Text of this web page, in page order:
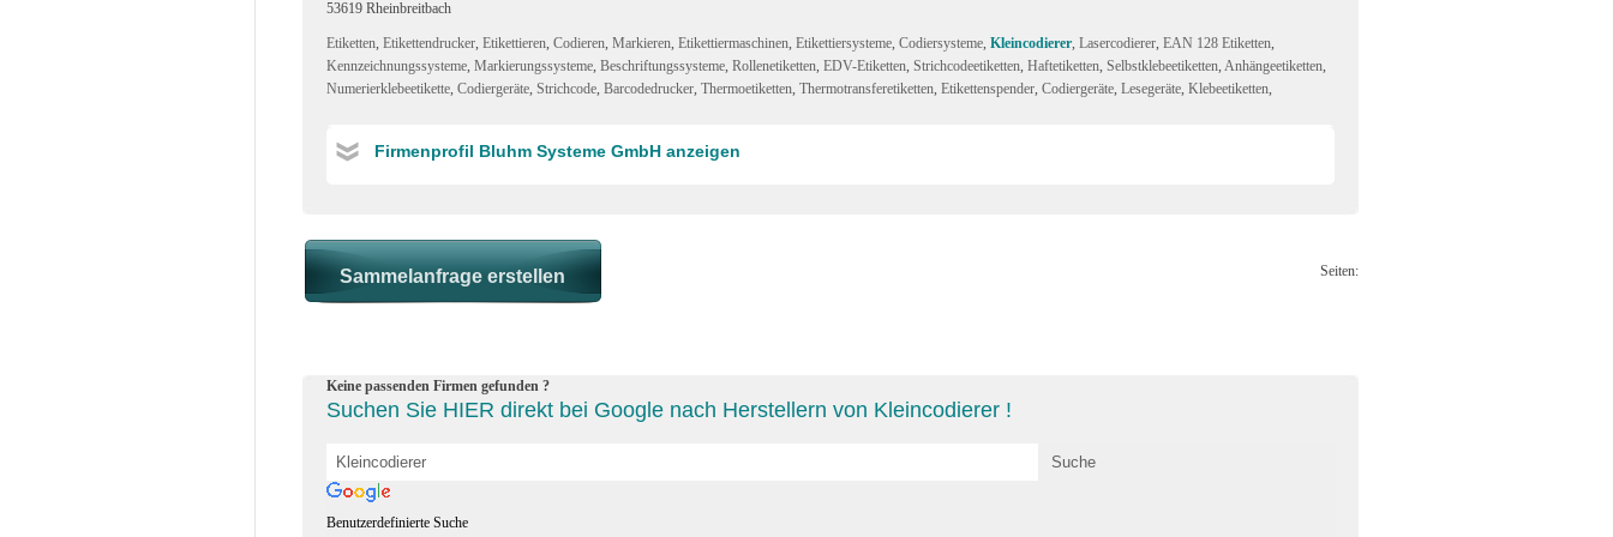
53619 Rheinbreitbach
Etiketten, Etikettendrucker, Etikettieren, Codieren, Markieren, Etikettiermaschinen, Etikettiersysteme, Codiersysteme, Kleincodierer, Lasercodierer, EAN 128 Etiketten,
Kennzeichnungssysteme, Markierungssysteme, Beschriftungssysteme, Rollenetiketten, EDV-Etiketten, Strichcodeetiketten, Haftetiketten, Selbstklebeetiketten, Anhängeetiketten,
Numerierklebeetikette, Codiergeräte, Strichcode, Barcodedrucker, Thermoetiketten, Thermotransferetiketten, Etikettenspender, Codiergeräte, Lesegeräte, Klebeetiketten,
Firmenprofil Bluhm Systeme GmbH anzeigen
Seiten:
Keine passenden Firmen gefunden ?
Suchen Sie HIER direkt bei Google nach Herstellern von Kleincodierer !
Benutzerdefinierte Suche